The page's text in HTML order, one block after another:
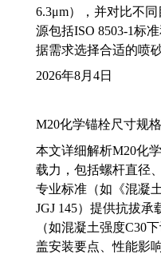
6.3μm），并对比不
源包括ISO 8503-1标
据需求选择合适的喷
2026年8月4日
M20化学锚栓尺寸规
本文详细解析M20化
载力，包括螺杆直径
专业标准（如《混凝
JGJ 145）提供抗拔
（如混凝土强度C30
盖安装要点、性能影